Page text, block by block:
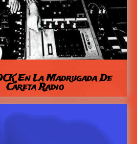
En La Madrugada De
Careta Radio